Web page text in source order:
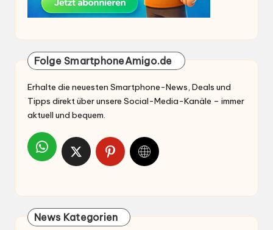
Folge SmartphoneAmigo.de
Erhalte die neuesten Smartphone-News, Deals und
Tipps direkt über unsere Social-Media-Kanäle – immer
aktuell und bequem.
News Kategorien